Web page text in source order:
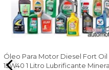
Óleo Para Motor Diesel Fort Oil
15W40 1 Litro Lubrificante